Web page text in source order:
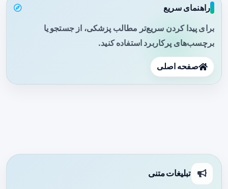
راهنمای سریع
برای پیدا کردن سریع‌تر مطالب پزشکی، از جستجو یا
برچسب‌های پرکاربرد استفاده کنید.
صفحه اصلی
تبلیغات متنی